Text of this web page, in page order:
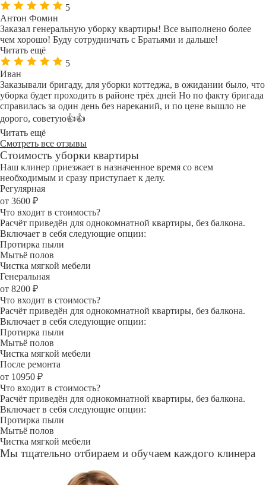
5
Антон Фомин
Заказал генеральную уборку квартиры! Все выполнено более
чем хорошо! Буду сотрудничать с Братьями и дальше!
Читать ещё
5
Иван
Заказывали бригаду, для уборки коттеджа, в ожидании было, что
уборка будет проходить в районе трёх дней Но по факту бригада
справилась за один день без нареканий, и по цене вышло не
дорого, советую👍👍
Читать ещё
Смотреть все отзывы
Стоимость уборки квартиры
Наш клинер приезжает в назначенное время со всем
необходимым и сразу приступает к делу.
Регулярная
от 3600 ₽
Что входит в стоимость?
Расчёт приведён для однокомнатной квартиры, без балкона.
Включает в себя следующие опции:
Протирка пыли
Мытьё полов
Чистка мягкой мебели
Генеральная
от 8200 ₽
Что входит в стоимость?
Расчёт приведён для однокомнатной квартиры, без балкона.
Включает в себя следующие опции:
Протирка пыли
Мытьё полов
Чистка мягкой мебели
После ремонта
от 10950 ₽
Что входит в стоимость?
Расчёт приведён для однокомнатной квартиры, без балкона.
Включает в себя следующие опции:
Протирка пыли
Мытьё полов
Чистка мягкой мебели
Мы тщательно отбираем и обучаем каждого клинера